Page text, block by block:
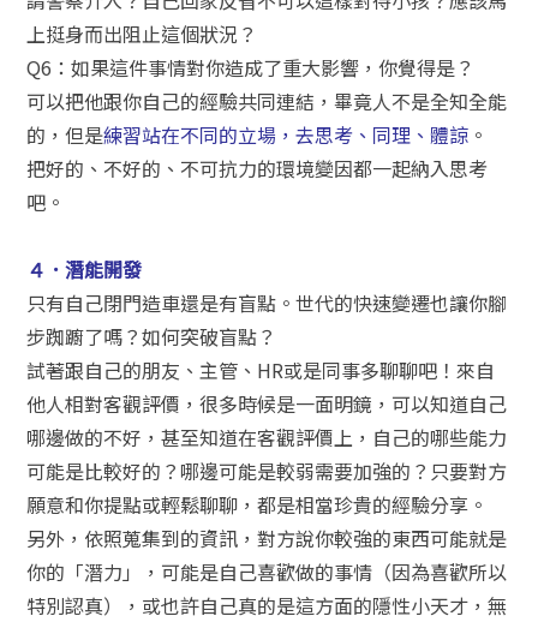
上挺身而出阻止這個狀況？
Q6：如果這件事情對你造成了重大影響，你覺得是？
可以把他跟你自己的經驗共同連結，畢竟人不是全知全能
的，但是練習站在不同的立場，去思考、同理、體諒 。
把好的、不好的、不可抗力的環境變因都一起納入思考
吧。
４．潛能開發
只有自己閉門造車還是有盲點。世代的快速變遷也讓你腳
步踟躕了嗎？如何突破盲點？
試著跟自己的朋友、主管、HR或是同事多聊聊吧！來自
他人相對客觀評價，很多時候是一面明鏡，可以知道自己
哪邊做的不好，甚至知道在客觀評價上，自己的哪些能力
可能是比較好的？哪邊可能是較弱需要加強的？只要對方
願意和你提點或輕鬆聊聊，都是相當珍貴的經驗分享。
另外，依照蒐集到的資訊，對方說你較強的東西可能就是
你的「潛力」，可能是自己喜歡做的事情（因為喜歡所以
特別認真），或也許自己真的是這方面的隱性小天才，無